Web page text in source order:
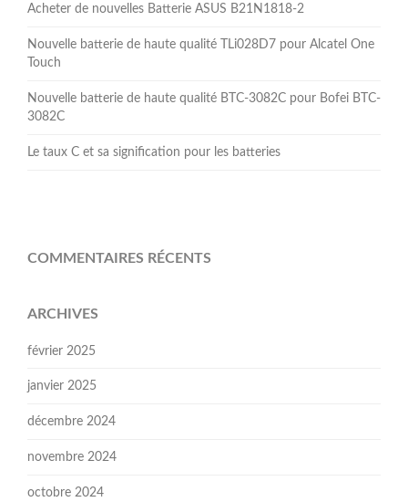
Acheter de nouvelles Batterie ASUS B21N1818-2
Nouvelle batterie de haute qualité TLi028D7 pour Alcatel One
Touch
Nouvelle batterie de haute qualité BTC-3082C pour Bofei BTC-
3082C
Le taux C et sa signification pour les batteries
COMMENTAIRES RÉCENTS
ARCHIVES
février 2025
janvier 2025
décembre 2024
novembre 2024
octobre 2024